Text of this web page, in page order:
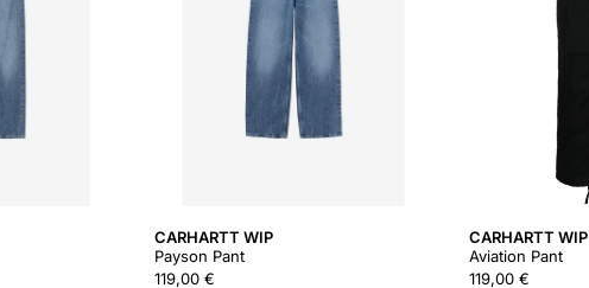
CARHARTT WIP
Payson Pant
119,00 €
CARHARTT WIP
Aviation Pant
119,00 €